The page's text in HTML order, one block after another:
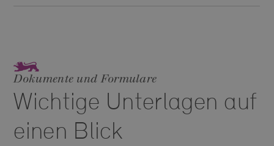
Dokumente und Formulare
Wichtige Unterlagen auf
einen Blick